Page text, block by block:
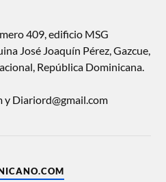
409, edificio MSG
José Joaquín Pérez, Gazcue,
República Dominicana.
y Diariord@gmail.com